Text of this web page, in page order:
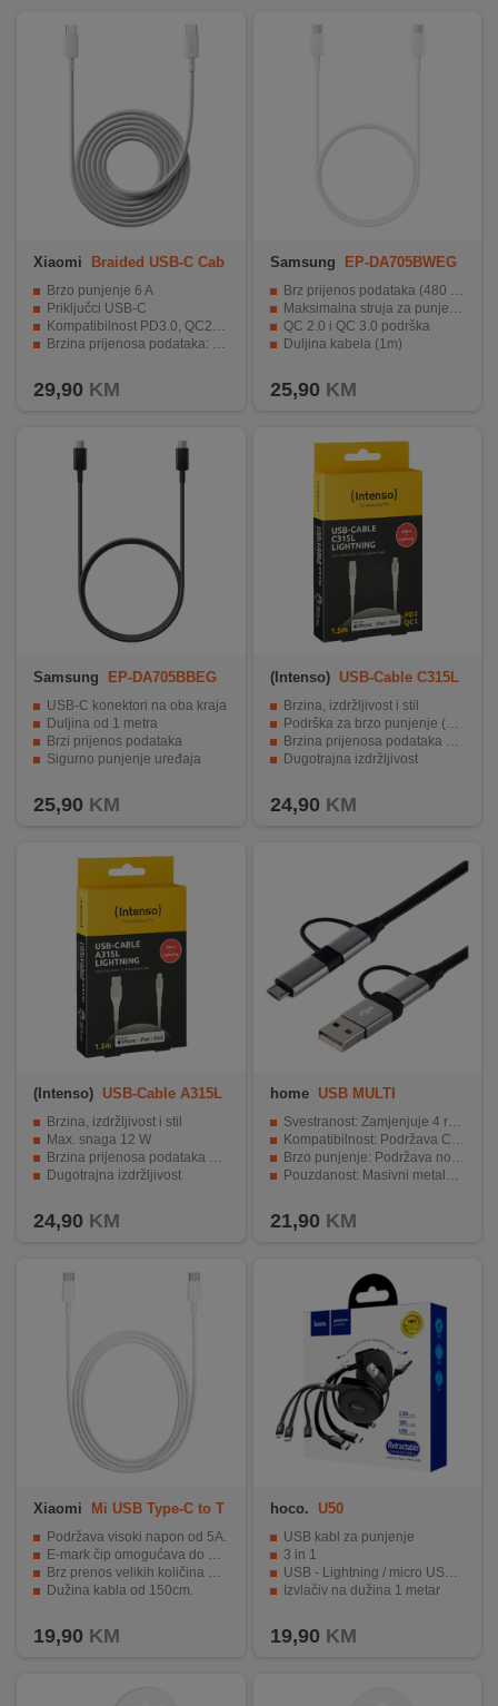
Xiaomi
Braided USB-C Cab
Brzo punjenje 6 A
Priključci USB-C
Kompatibilnost PD3.0, QC2.0, QC3.0 protokoli
Brzina prijenosa podataka: 480 Mbps
29,90 KM
Samsung
EP-DA705BWEG
Brz prijenos podataka (480 Mbps)
Maksimalna struja za punjenje (3A)
QC 2.0 i QC 3.0 podrška
Duljina kabela (1m)
25,90 KM
Samsung
EP-DA705BBEG
USB-C konektori na oba kraja
Duljina od 1 metra
Brzi prijenos podataka
Sigurno punjenje uređaja
25,90 KM
(Intenso) USB-Cable C315L
Brzina, izdržljivost i stil
Podrška za brzo punjenje (PD) do 60 W
Brzina prijenosa podataka 480Mbps
Dugotrajna izdržljivost
24,90 KM
(Intenso) USB-Cable A315L
Brzina, izdržljivost i stil
Max. snaga 12 W
Brzina prijenosa podataka 480Mbps
Dugotrajna izdržljivost
24,90 KM
home USB MULTI
Svestranost: Zamjenjuje 4 različita kabela.
Kompatibilnost: Podržava C-C / C-microUSB / C-USB A / USB A-microUSB konekcije.
Brzo punjenje: Podržava normalno, QC i PD brzo punjenje.
Pouzdanost: Masivni metalni oklop utikača i upleteni kabel bez zapetljavanja.
21,90 KM
Xiaomi
Mi USB Type-C to T
ype-C Cable 150cm
Podržava visoki napon od 5A.
E-mark čip omogućava do 100W snage.
Brz prenos velikih količina podataka.
Dužina kabla od 150cm.
19,90 KM
hoco. U50
USB kabl za punjenje
3 in 1
USB - Lightning / micro USB / type C
Izvlačiv na dužina 1 metar
19,90 KM